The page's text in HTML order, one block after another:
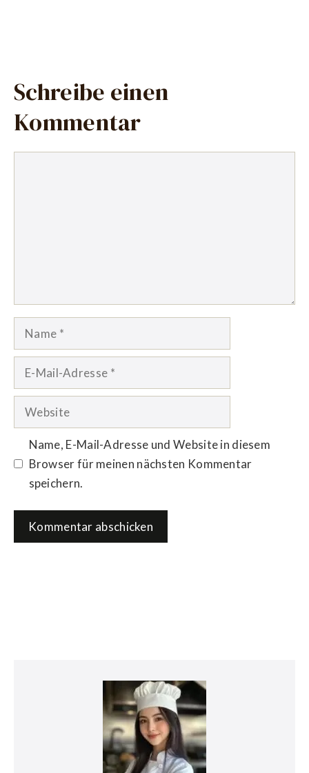
Schreibe einen
Kommentar
Name
Website
Name, E-Mail-Adresse und Website in diesem
Browser für meinen nächsten Kommentar
speichern.